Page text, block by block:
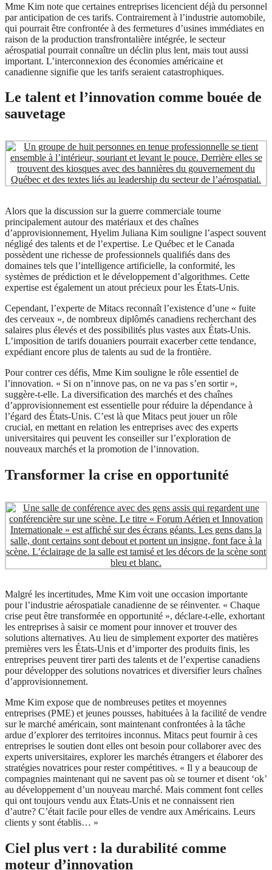
Mme Kim note que certaines entreprises licencient déjà du personnel
par anticipation de ces tarifs. Contrairement à l’industrie automobile,
qui pourrait être confrontée à des fermetures d’usines immédiates en
raison de la production transfrontalière intégrée, le secteur
aérospatial pourrait connaître un déclin plus lent, mais tout aussi
important. L’interconnexion des économies américaine et
canadienne signifie que les tarifs seraient catastrophiques.
Le talent et l’innovation comme bouée de
sauvetage
Alors que la discussion sur la guerre commerciale tourne
principalement autour des matériaux et des chaînes
d’approvisionnement, Hyelim Juliana Kim souligne l’aspect souvent
négligé des talents et de l’expertise. Le Québec et le Canada
possèdent une richesse de professionnels qualifiés dans des
domaines tels que l’intelligence artificielle, la conformité, les
systèmes de prédiction et le développement d’algorithmes. Cette
expertise est également un atout précieux pour les États-Unis.
Cependant, l’experte de Mitacs reconnaît l’existence d’une « fuite
des cerveaux », de nombreux diplômés canadiens recherchant des
salaires plus élevés et des possibilités plus vastes aux États-Unis.
L’imposition de tarifs douaniers pourrait exacerber cette tendance,
expédiant encore plus de talents au sud de la frontière.
Pour contrer ces défis, Mme Kim souligne le rôle essentiel de
l’innovation. « Si on n’innove pas, on ne va pas s’en sortir »,
suggère-t-elle. La diversification des marchés et des chaînes
d’approvisionnement est essentielle pour réduire la dépendance à
l’égard des États-Unis. C’est là que Mitacs peut jouer un rôle
crucial, en mettant en relation les entreprises avec des experts
universitaires qui peuvent les conseiller sur l’exploration de
nouveaux marchés et la promotion de l’innovation.
Transformer la crise en opportunité
Malgré les incertitudes, Mme Kim voit une occasion importante
pour l’industrie aérospatiale canadienne de se réinventer. « Chaque
crise peut être transformée en opportunité », déclare-t-elle, exhortant
les entreprises à saisir ce moment pour innover et trouver des
solutions alternatives. Au lieu de simplement exporter des matières
premières vers les États-Unis et d’importer des produits finis, les
entreprises peuvent tirer parti des talents et de l’expertise canadiens
pour développer des solutions novatrices et diversifier leurs chaînes
d’approvisionnement.
Mme Kim expose que de nombreuses petites et moyennes
entreprises (PME) et jeunes pousses, habituées à la facilité de vendre
sur le marché américain, sont maintenant confrontées à la tâche
ardue d’explorer des territoires inconnus. Mitacs peut fournir à ces
entreprises le soutien dont elles ont besoin pour collaborer avec des
experts universitaires, explorer les marchés étrangers et élaborer des
stratégies novatrices pour rester compétitives. « Il y a beaucoup de
compagnies maintenant qui ne savent pas où se tourner et disent ‘ok’
au développement d’un nouveau marché. Mais comment font celles
qui ont toujours vendu aux États-Unis et ne connaissent rien
d’autre? C’était facile pour elles de vendre aux Américains. Leurs
clients y sont établis… »
Ciel plus vert : la durabilité comme
moteur d’innovation